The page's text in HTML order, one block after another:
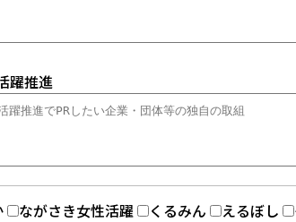
躍推進
ながさき女性活躍 くるみん えるぼし